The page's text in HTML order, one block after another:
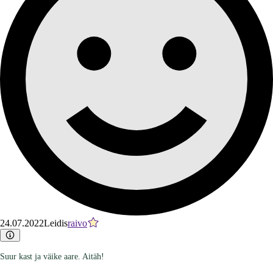
24.07.2022Leidisraivo
Suur kast ja väike aare. Aitäh!